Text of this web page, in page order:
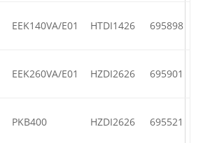
EEK140VA/E01 HTDI1426 695898
EEK260VA/E01 HZDI2626 695901
PKB400 HZDI2626 695521